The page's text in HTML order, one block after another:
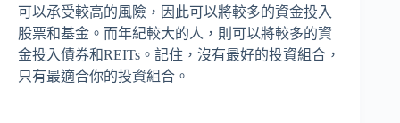
可以承受較高的風險，因此可以將較多的資金投入
股票和基金。而年紀較大的人，則可以將較多的資
金投入債券和REITs。記住，沒有最好的投資組合，
只有最適合你的投資組合。